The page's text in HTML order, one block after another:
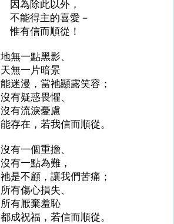
因為除此以外，
不能得主的喜愛－
惟有信而順從！
地無一點黑影、
天無一片暗景
能迷漫，當祂顯露笑容；
沒有疑惑畏懼、
沒有流淚憂慮
能存在，若我信而順從。
沒有一個重擔、
沒有一點為難，
祂是不顧，讓我們苦痛；
所有傷心損失、
所有厭棄羞恥
都成祝福，若信而順從。